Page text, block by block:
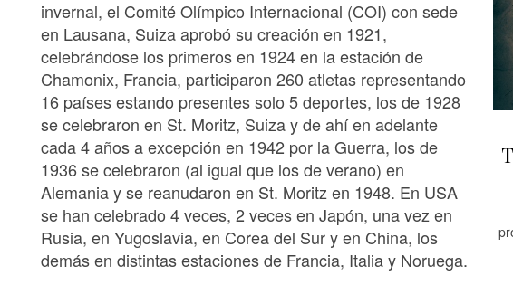
invernal, el Comité Olímpico Internacional (COI) con sede
en Lausana, Suiza aprobó su creación en 1921,
celebrándose los primeros en 1924 en la estación de
Chamonix, Francia, participaron 260 atletas representando
16 países estando presentes solo 5 deportes, los de 1928
se celebraron en St. Moritz, Suiza y de ahí en adelante
cada 4 años a excepción en 1942 por la Guerra, los de
1936 se celebraron (al igual que los de verano) en
Alemania y se reanudaron en St. Moritz en 1948. En USA
se han celebrado 4 veces, 2 veces en Japón, una vez en
Rusia, en Yugoslavia, en Corea del Sur y en China, los
demás en distintas estaciones de Francia, Italia y Noruega.